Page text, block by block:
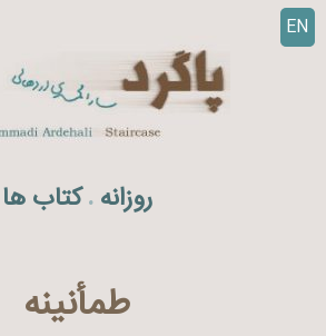
EN
روزانه . کتاب ها
طمأنینه